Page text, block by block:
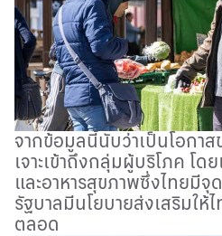
จากข้อมูลนี้นับว่าเป็นโอกาส
เจาะเข้าถึงกลุ่มผู้บริโภค โด
และอาหารสุขภาพซึ่งไทยมีจุ
รัฐบาลมีนโยบายส่งเสริมให้
ตลอด